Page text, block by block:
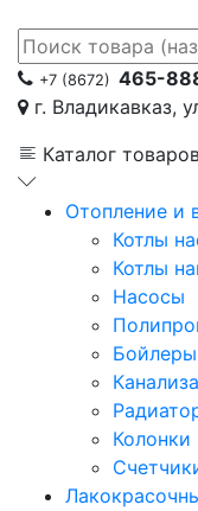
+7 (8672) 465-
г. Владикавказ,
Каталог
Отопление и
Котлы
Котлы
Насосы
Бойлеры
Колонки